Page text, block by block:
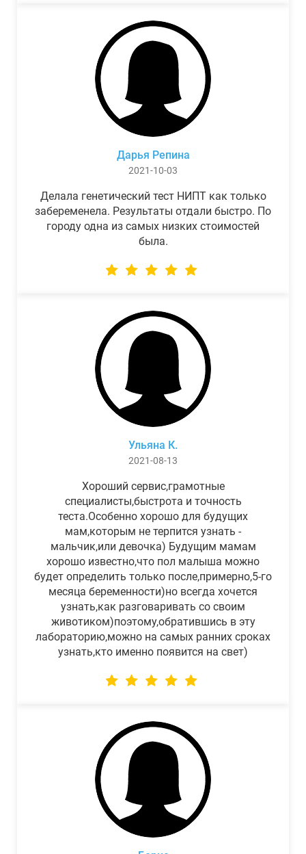
Дарья Репина
2021-10-03
Делала генетический тест НИПТ как только
забеременела. Результаты отдали быстро. По
городу одна из самых низких стоимостей
была.
Ульяна К.
2021-08-13
Хороший сервис,грамотные
специалисты,быстрота и точность
теста.Особенно хорошо для будущих
мам,которым не терпится узнать -
мальчик,или девочка) Будущим мамам
хорошо известно,что пол малыша можно
будет определить только после,примерно,5-го
месяца беременности)но всегда хочется
узнать,как разговаривать со своим
животиком)поэтому,обратившись в эту
лабораторию,можно на самых ранних сроках
узнать,кто именно появится на свет)